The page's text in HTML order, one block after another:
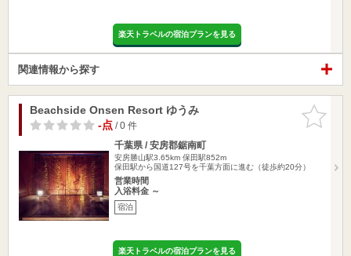
楽天トラベルの宿泊プランを見る
関連情報から探す
お気に入
りに追加
Beachside Onsen Resort ゆうみ
-点/ 0 件
千葉県 / 安房郡鋸南町
安房勝山駅3.65km 保田駅852m
保田駅から国道127号を千葉方面に進む（徒歩約20分）
営業時間
入浴料金 ～
宿泊
楽天トラベルの宿泊プランを見る